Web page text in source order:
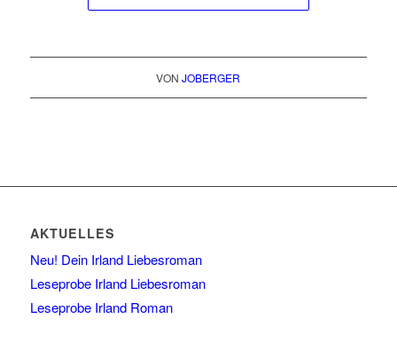
VONJOBERGER
AKTUELLES
Neu! Dein Irland Liebesroman
Leseprobe Irland Liebesroman
Leseprobe Irland Roman